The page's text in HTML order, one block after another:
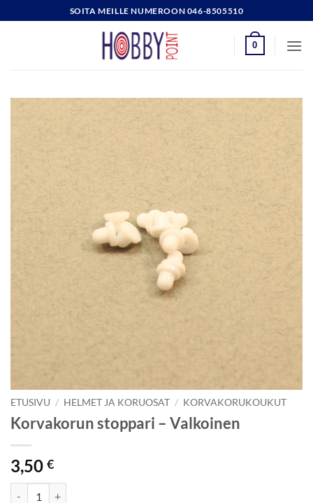
to
SOITA MEILLE NUMEROON 046-8505510
0
ETUSIVU / HELMET JA KORUOSAT / KORVAKORUKOUKUT
Korvakorun stoppari – Valkoinen
3,50 €